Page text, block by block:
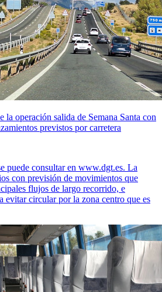
la operación salida de Semana Santa con
previstos por carretera​
puede consultar en www.dgt.es. La
con previsión de movimientos que
flujos de largo recorrido, e
evitar circular por la zona centro que es